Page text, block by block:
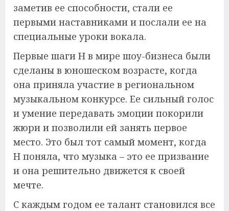
заметив ее способности, стали ее
первыми наставниками и послали ее на
специальные уроки вокала.
Первые шаги Н в мире шоу-бизнеса были
сделаны в юношеском возрасте, когда
она приняла участие в региональном
музыкальном конкурсе. Ее сильный голос
и умение передавать эмоции покорили
жюри и позволили ей занять первое
место. Это был тот самый момент, когда
Н поняла, что музыка – это ее призвание
и она решительно движется к своей
мечте.
С каждым годом ее талант становился все